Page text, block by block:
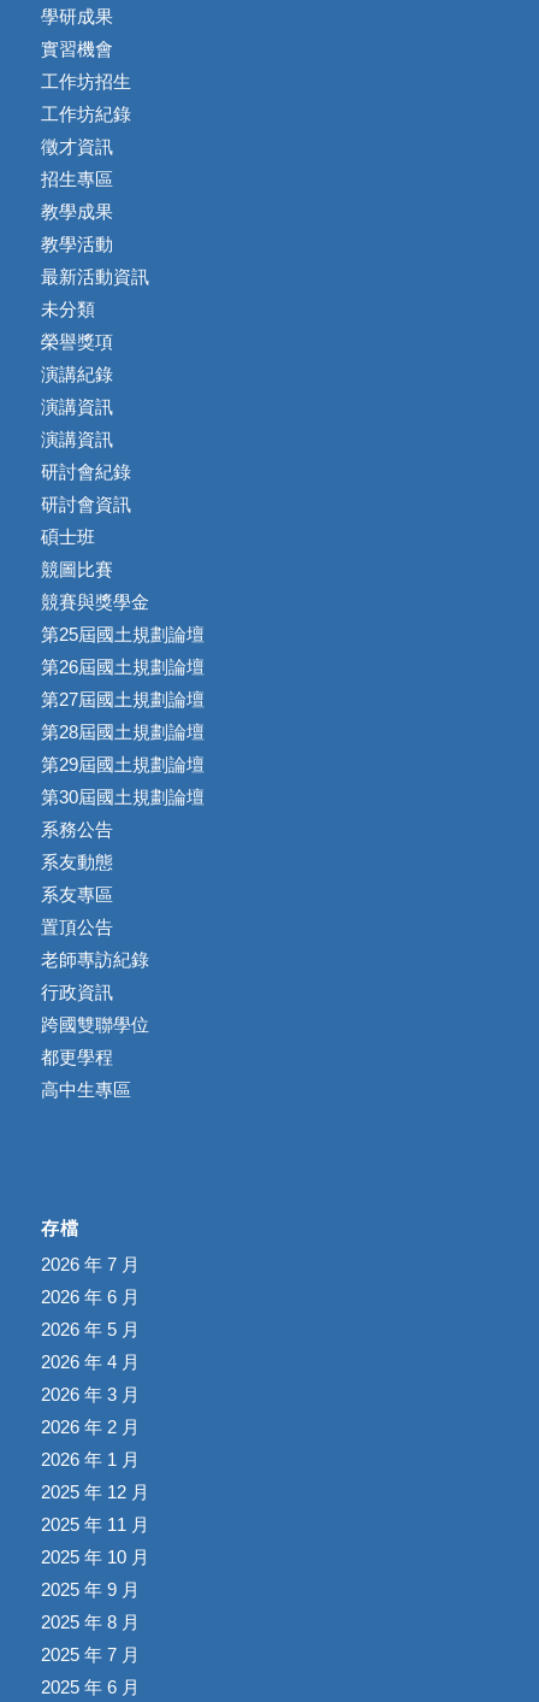
學研成果
實習機會
工作坊招生
工作坊紀錄
徵才資訊
招生專區
教學成果
教學活動
最新活動資訊
未分類
榮譽獎項
演講紀錄
演講資訊
演講資訊
研討會紀錄
研討會資訊
碩士班
競圖比賽
競賽與獎學金
第25屆國土規劃論壇
第26屆國土規劃論壇
第27屆國土規劃論壇
第28屆國土規劃論壇
第29屆國土規劃論壇
第30屆國土規劃論壇
系務公告
系友動態
系友專區
置頂公告
老師專訪紀錄
行政資訊
跨國雙聯學位
都更學程
高中生專區
存檔
2026 年 7 月
2026 年 6 月
2026 年 5 月
2026 年 4 月
2026 年 3 月
2026 年 2 月
2026 年 1 月
2025 年 12 月
2025 年 11 月
2025 年 10 月
2025 年 9 月
2025 年 8 月
2025 年 7 月
2025 年 6 月